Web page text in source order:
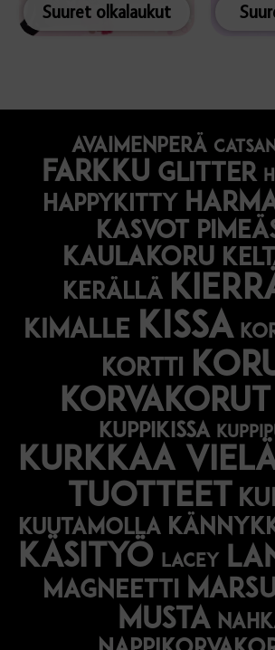
Suuret olkalaukut
avaimenperä
farkku glitter
happykitty
Kasvot
kaulakoru
kerällä
kimalle kissa
kortti
korvakorut
kuppikissa
Kurkkaa
tuotteet
kuutamolla
käsityö lacey
magneetti
musta